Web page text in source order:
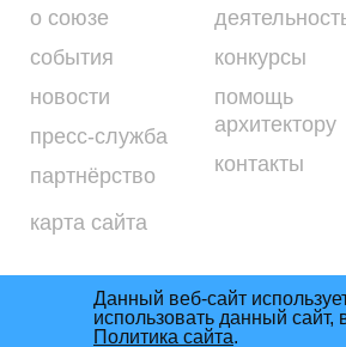
о союзе
события
новости
пресс-служба
партнёрство
конкурсы
помощь
архитектору
контакты
карта сайта
Союз архитекторов России © 2011– 2026
Данный веб-сайт
использовать данный
Политика сайта.